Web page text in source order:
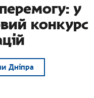
у
конкурс
Дніпра